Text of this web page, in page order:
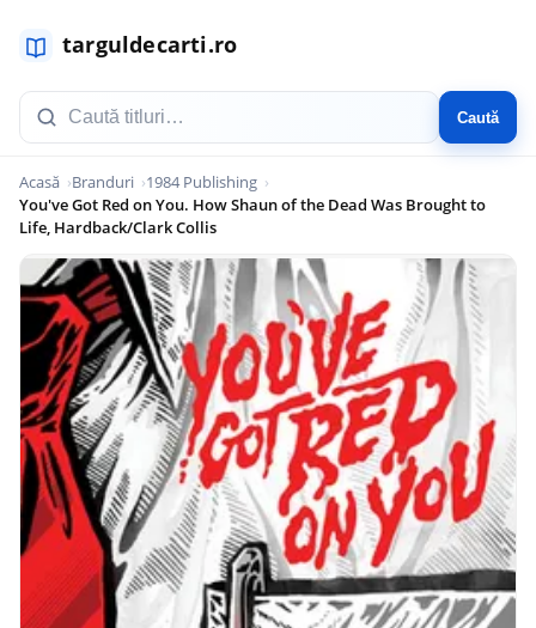
Caută
Acasă Branduri
1984 Publishing
You've Got Red on You. How Shaun of the Dead Was Brought to
Life, Hardback/Clark Collis